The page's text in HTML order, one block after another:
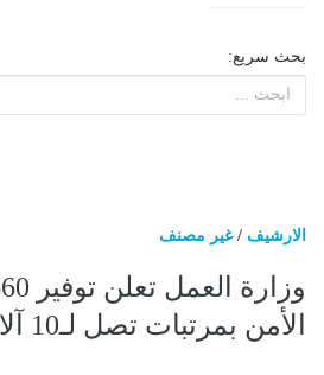
بحث سريع:
الارشيف /غير مصنف
الأمن بمرتبات تصل لـ10 آلاف جنيه